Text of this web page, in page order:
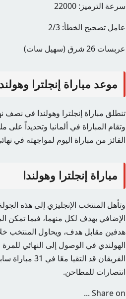
سرعة الترميز: 22000
عامل تصحيح الخطأ: 2/3
عربسات 26 شرق (سهيل سات)
موعد مباراة إنجلترا
وتقام المباراة في ألمانيا وتحديداً
الفائز من مباراة اليوم لمواجهته في
مباراة إنجلترا وهولندا
الإضافي بهدف لكل منهما، فيما تمكن
هدفين مقابل هدف، ويحاول المنتخب خلال
انتصارات للمطاحن.
Share on ...